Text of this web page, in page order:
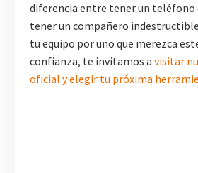
diferencia entre tener un teléfono
tener un compañero
tu equipo por uno que merezca
confianza, te invitamos a visitar
oficial y elegir tu próxima